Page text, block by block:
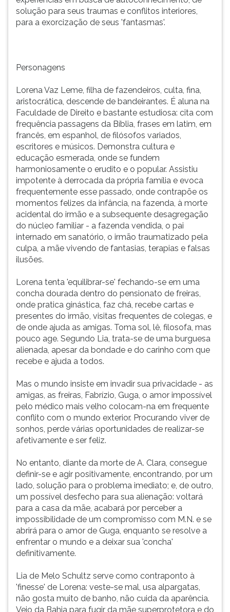
solução para seus traumas e conflitos interiores,
para a exorcização de seus 'fantasmas'.
Personagens
Lorena Vaz Leme, filha de fazendeiros, culta, fina,
aristocrática, descende de bandeirantes. É aluna na
Faculdade de Direito e bastante estudiosa: cita com
frequência passagens da Bíblia, frases em latim, em
francês, em espanhol, de filósofos variados,
escritores e músicos. Demonstra cultura e
educação esmerada, onde se fundem
harmoniosamente o erudito e o popular. Assistiu
impotente à derrocada da própria família e evoca
frequentemente esse passado, onde contrapõe os
momentos felizes da infância, na fazenda, à morte
acidental do irmão e a subsequente desagregação
do núcleo familiar - a fazenda vendida, o pai
internado em sanatório, o irmão traumatizado pela
culpa, a mãe vivendo de fantasias, terapias e falsas
ilusões.
Lorena tenta 'equilibrar-se' fechando-se em uma
concha dourada dentro do pensionato de freiras,
onde pratica ginástica, faz chá, recebe cartas e
presentes do irmão, visitas frequentes de colegas, e
de onde ajuda as amigas. Toma sol, lê, filosofa, mas
pouco age. Segundo Lia, trata-se de uma burguesa
alienada, apesar da bondade e do carinho com que
recebe e ajuda a todos.
Mas o mundo insiste em invadir sua privacidade - as
amigas, as freiras, Fabrízio, Guga, o amor impossível
pelo médico mais velho colocam-na em frequente
conflito com o mundo exterior. Procurando viver de
sonhos, perde várias oportunidades de realizar-se
afetivamente e ser feliz.
No entanto, diante da morte de A. Clara, consegue
definir-se e agir positivamente, encontrando, por um
lado, solução para o problema imediato; e, de outro,
um possível desfecho para sua alienação: voltará
para a casa da mãe, acabará por perceber a
impossibilidade de um compromisso com M.N. e se
abrirá para o amor de Guga, enquanto se resolve a
enfrentar o mundo e a deixar sua 'concha'
definitivamente.
Lia de Melo Schultz serve como contraponto à
'finesse' de Lorena: veste-se mal, usa alpargatas,
não gosta muito de banho, não cuida da aparência.
Veio da Bahia para fugir da mãe superprotetora e do